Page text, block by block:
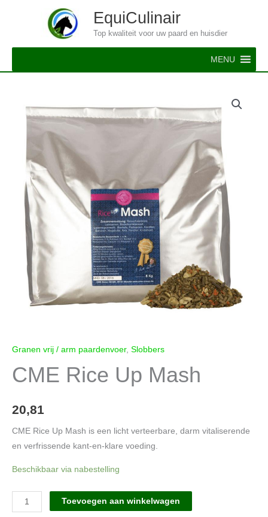
EquiCulinair
Top kwaliteit voor uw paard en huisdier
MENU
Granen vrij / arm paardenvoer, Slobbers
CME Rice Up Mash
20,81
CME Rice Up Mash is een licht verteerbare, darm vitaliserende
en verfrissende kant-en-klare voeding.
Beschikbaar via nabestelling
CME
Rice
Toevoegen aan winkelwagen